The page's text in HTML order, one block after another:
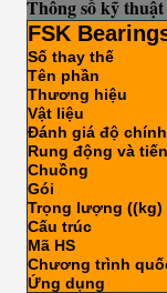
Thông số kỹ
FSK
Số thay thế
Tên phần
Thương hiệu
Vật liệu
Đánh giá độ
Rung động và
Chuồng
Gói
Trọng lượng ((kg)
Cấu trúc
Mã HS
Chương trình
Ứng dụng